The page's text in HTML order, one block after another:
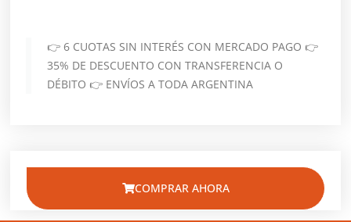
👉 6 CUOTAS SIN INTERÉS CON MERCADO PAGO 👉
35% DE DESCUENTO CON TRANSFERENCIA O
DÉBITO 👉 ENVÍOS A TODA ARGENTINA
COMPRAR AHORA